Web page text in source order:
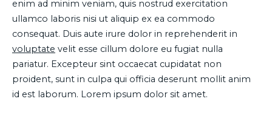
enim ad minim veniam, quis nostrud exercitation
ullamco laboris nisi ut aliquip ex ea commodo
consequat. Duis aute irure dolor in reprehenderit in
voluptate velit esse cillum dolore eu fugiat nulla
pariatur. Excepteur sint occaecat cupidatat non
proident, sunt in culpa qui officia deserunt mollit anim
id est laborum. Lorem ipsum dolor sit amet.